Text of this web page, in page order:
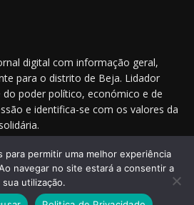
digital com informação geral,
para o distrito de Beja. Lidador
do poder político, económico e de
e identifica-se com os valores da
nas redes sociais
para permitir uma melhor experiência
navegar no site estará a consentir a
sua utilização.